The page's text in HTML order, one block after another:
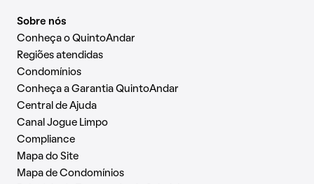
Sobre nós
Conheça o QuintoAndar
Regiões atendidas
Condomínios
Conheça a Garantia QuintoAndar
Central de Ajuda
Canal Jogue Limpo
Compliance
Mapa do Site
Mapa de Condomínios